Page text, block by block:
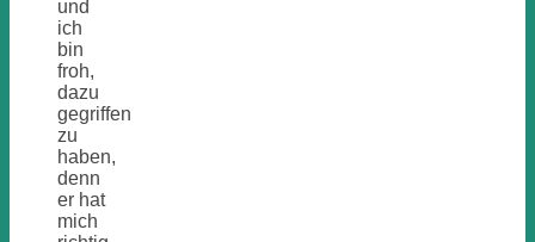
und
ich
bin
froh,
dazu
gegriffen
zu
haben,
denn
er hat
mich